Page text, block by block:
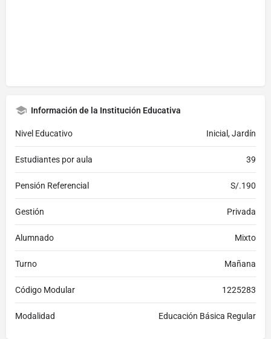
Información de la Institución Educativa
Nivel Educativo Inicial, Jardín
Estudiantes por aula 39
Pensión Referencial S/.190
Gestión Privada
Alumnado Mixto
Turno Mañana
Código Modular 1225283
Modalidad Educación Básica Regular